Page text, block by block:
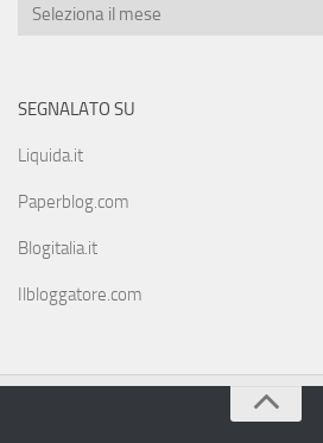
SEGNALATO SU
Liquida.it
Paperblog.com
Blogitalia.it
Ilbloggatore.com